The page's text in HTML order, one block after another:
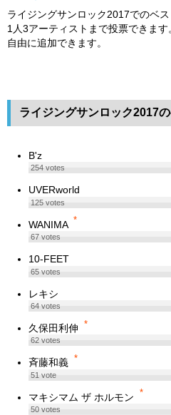
ライジングサンロック2017でのベ
1人3アーティストまで投票できま
自由に追加できます。
ライジングサンロック2017
B'z
254votes
UVERworld
125votes
WANIMA *
67votes
10-FEET
65votes
レキシ
64votes
久保田利伸 *
62votes
斉藤和義 *
51vote
マキシマム ザ ホルモン *
50votes